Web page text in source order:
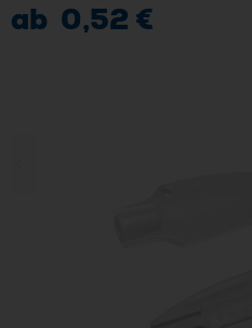
ab 0,52 €